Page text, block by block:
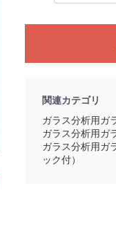
関連カテゴリ
ガラス分析用ガ
ガラス分析用ガ
ガラス分析用ガ
ック付）